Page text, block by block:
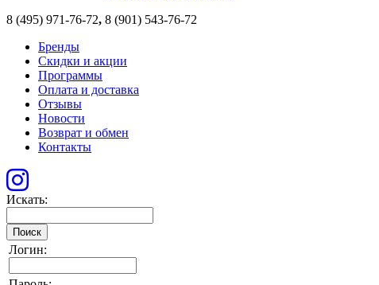
8 (495) 971-76-72, 8 (901) 543-76-72
Бренды
Скидки и акции
Программы
Оплата и доставка
Отзывы
Новости
Возврат и обмен
Контакты
Искать:
Поиск
Логин: